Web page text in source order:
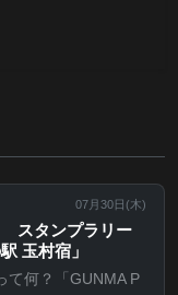
07月30日(木)
スタンプラリー
玉村宿」
て何？「GUNMA P